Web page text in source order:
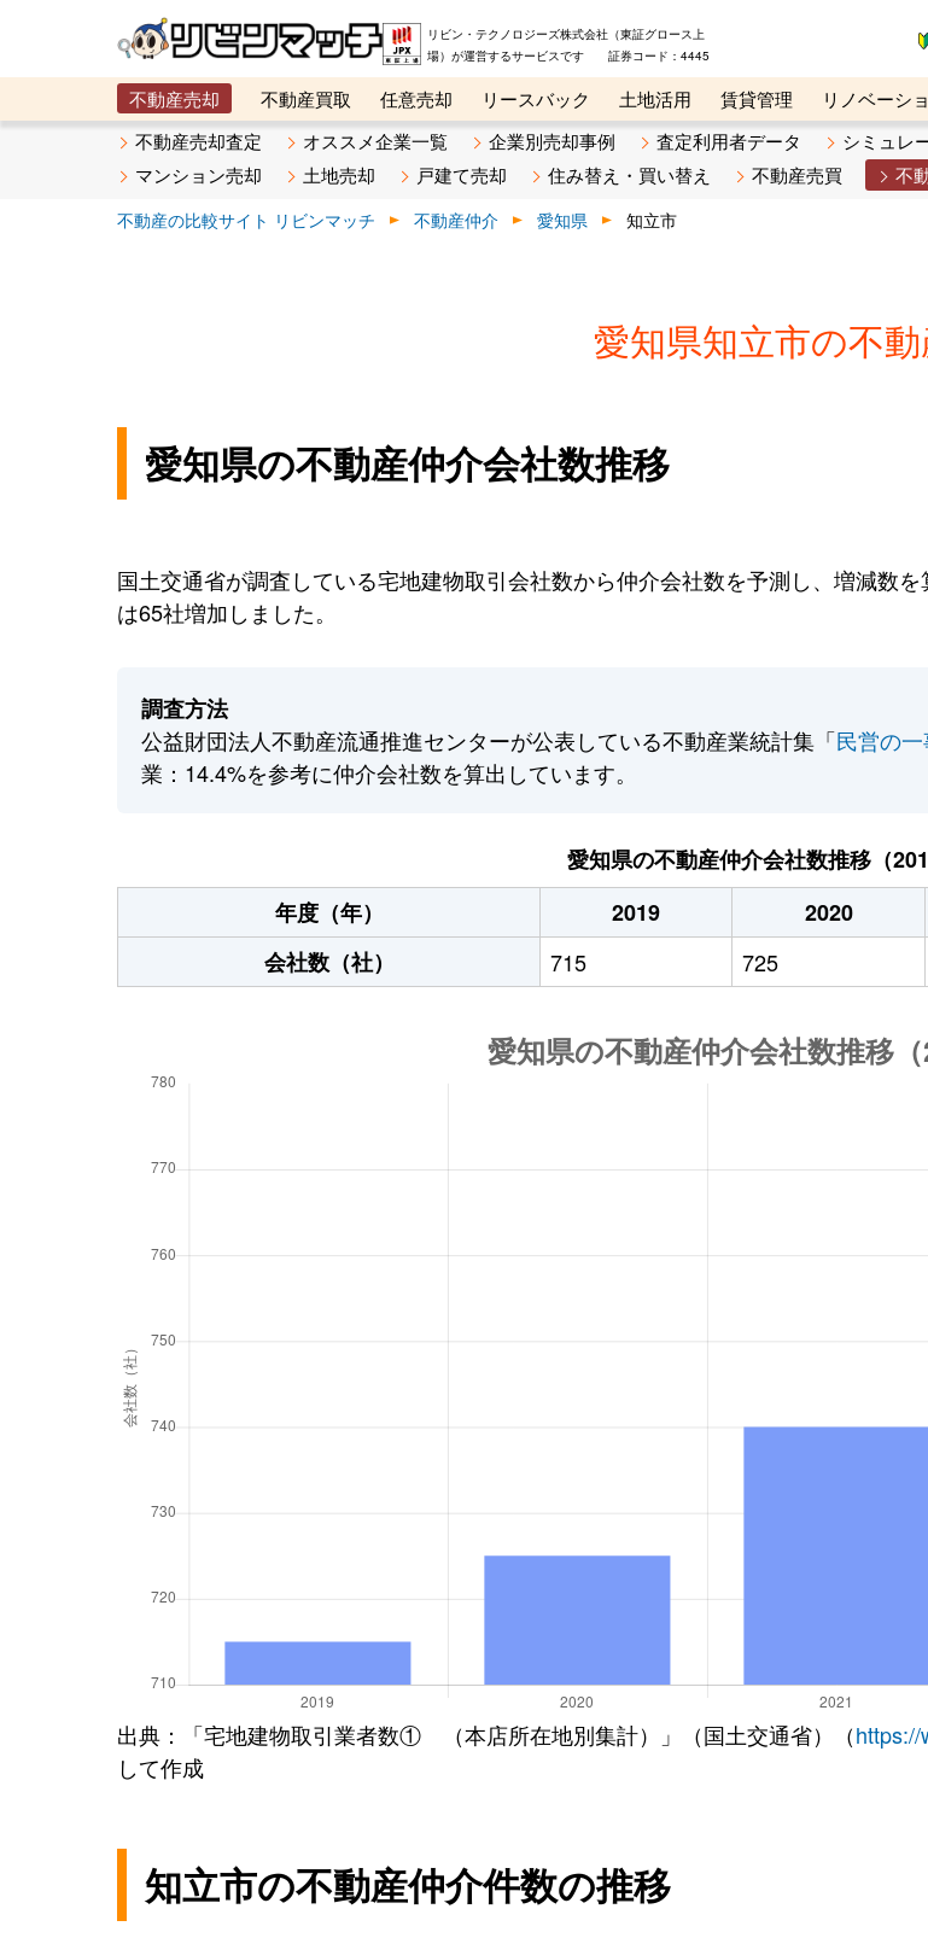
リビン・テクノロジーズ株式会社（東証グロース上
場）が運営するサービスです 証券コード：4445
不動産売却 不動産買取 任意売却 リースバック 土地活用 賃貸管理 リノベーシ
メタ住宅展示場
ベスト不動産カンパニー オンライン講座 リビンマガジンBiz 不動産売
不動産売却査定 オススメ企業一覧 企業別売却事例 査定利用者データ
シミュレ
マンション売却
土地売却 戸建て売却 住み替え・買い替え 不動産売買 不
不動産の比較サイト リビンマッチ 不動産仲介 愛知県 知立市
愛知県知立市の不
愛知県の不動産仲介会社数推移
国土交通省が調査している宅地建物取引会社数から仲介会社数を予測し、増減数
は65社増加しました。
調査方法
公益財団法人不動産流通推進センターが公表している不動産業統計集「民営の
業：14.4%を参考に仲介会社数を算出しています。
愛知県の不動産仲介会社数推移（
年度（年）
2019 2020
会社数（社）
715 725
出典：「宅地建物取引業者数① （本店所在地別集計）」（国土交通省）（
して作成
知立市の不動産仲介件数の推移